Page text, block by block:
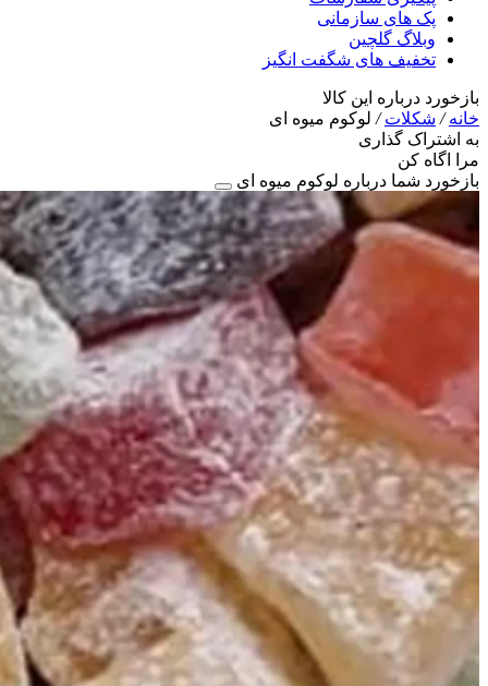
پک های سازمانی
وبلاگ گلچین
تخفیف های شگفت انگیز
بازخورد درباره این کالا
خانه/ شکلات/ لوکوم میوه ای
به اشتراک گذاری
مرا اگاه کن
بازخورد شما درباره لوکوم میوه ای